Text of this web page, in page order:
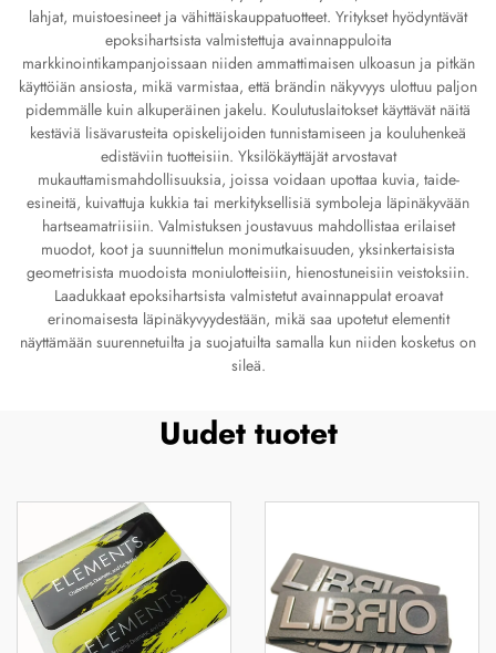
lahjat, muistoesineet ja vähittäiskauppatuotteet. Yritykset hyödyntävät
epoksihartsista valmistettuja avainnappuloita
markkinointikampanjoissaan niiden ammattimaisen ulkoasun ja pitkän
käyttöiän ansiosta, mikä varmistaa, että brändin näkyvyys ulottuu paljon
pidemmälle kuin alkuperäinen jakelu. Koulutuslaitokset käyttävät näitä
kestäviä lisävarusteita opiskelijoiden tunnistamiseen ja kouluhenkeä
edistäviin tuotteisiin. Yksilökäyttäjät arvostavat
mukauttamismahdollisuuksia, joissa voidaan upottaa kuvia, taide-
esineitä, kuivattuja kukkia tai merkityksellisiä symboleja läpinäkyvään
hartseamatriisiin. Valmistuksen joustavuus mahdollistaa erilaiset
muodot, koot ja suunnittelun monimutkaisuuden, yksinkertaisista
geometrisista muodoista moniulotteisiin, hienostuneisiin veistoksiin.
Laadukkaat epoksihartsista valmistetut avainnappulat eroavat
erinomaisesta läpinäkyvyydestään, mikä saa upotetut elementit
näyttämään suurennetuilta ja suojatuilta samalla kun niiden kosketus on
sileä.
Uudet tuotet